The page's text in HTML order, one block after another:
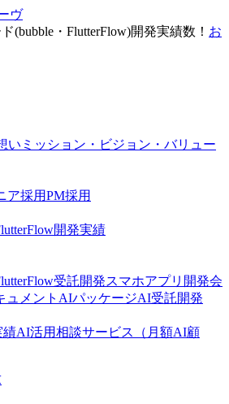
ヴ
(bubble・FlutterFlow)開発実績数！ お
い ミッション・ビジョン・バリュー
ア採用PM採用
開発実績
受託開発スマホアプリ開発会
ュメント AIパッケージAI受託開発
績AI活用相談サービス（月額AI顧